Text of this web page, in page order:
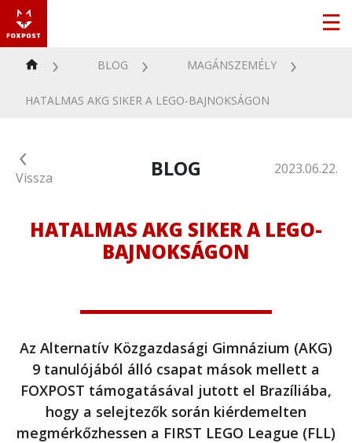
BLOG MAGÁNSZEMÉLY
HATALMAS AKG SIKER A LEGO-BAJNOKSÁGON
Vissza BLOG 2023.06.22.
HATALMAS AKG SIKER A LEGO-
BAJNOKSÁGON
Az Alternatív Közgazdasági Gimnázium (AKG)
9 tanulójából álló csapat mások mellett a
FOXPOST támogatásával jutott el Brazíliába,
hogy a selejtezők során kiérdemelten
megmérkőzhessen a FIRST LEGO League (FLL)